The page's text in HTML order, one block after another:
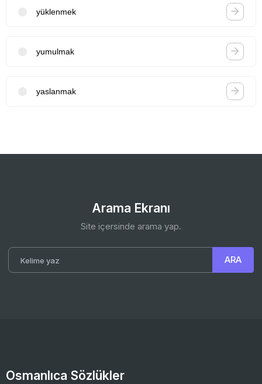
yüklenmek
yumulmak
yaslanmak
Arama Ekranı
Site içersinde arama yap.
Osmanlıca Sözlükler